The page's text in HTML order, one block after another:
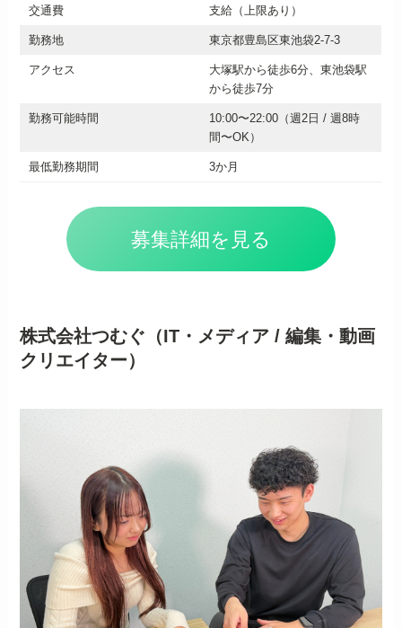
交通費 支給（上限あり）
勤務地 東京都豊島区東池袋2-7-3
アクセス
大塚駅から徒歩6分、東池袋駅
から徒歩7分
勤務可能時間
10:00〜22:00（週2日 / 週8時
間〜OK）
最低勤務期間 3か月
募集詳細を見る
株式会社つむぐ（IT・メディア / 編集・動画
クリエイター）